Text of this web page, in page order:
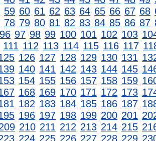
59 60 61 62 63 64 65 66 67 68
78 79 80 81 82 83 84 85 86 87
96 97 98 99 100 101 102 103
111 112 113 114 115 116 117
126 127 128 129 130 131
140 141 142 143 144 145
154 155 156 157 158 159
168 169 170 171 172 173
182 183 184 185 186 187
196 197 198 199 200 201
210 211 212 213 214 215
224 225 226 227 228 229